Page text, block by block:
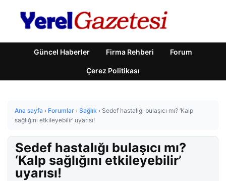
Güncel Haberler Firma Rehberi Forum
Çerez Politikası
Ana sayfa › Forumlar › Sağlık › Sedef hastalığı bulaşıcı mı? ‘Kalp
sağlığını etkileyebilir’ uyarısı!
Sedef hastalığı bulaşıcı mı?
‘Kalp sağlığını etkileyebilir’
uyarısı!